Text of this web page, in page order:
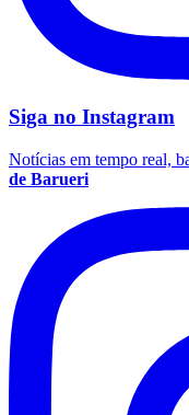
Santos
Siga no Instagram
Notícias em tempo real,
de Barueri